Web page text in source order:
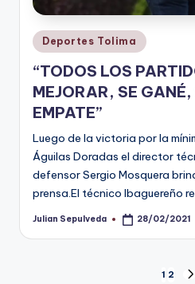
Publicado
en
Deportes Tolima
“TODOS LOS
MEJORAR, SE GANÉ,
EMPATE”
Luego de la victoria por la
Águilas Doradas el director
defensor Sergio Mosquera
prensa.El técnico Ibaguereño
Publicado
Julian Sepulveda 28/02/2021
1 2